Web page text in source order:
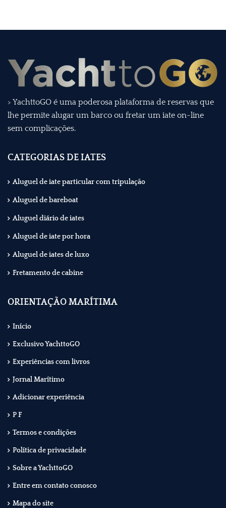
> YachttoGO é uma poderosa plataforma de reservas que
lhe permite alugar um barco ou fretar um iate on-line
sem complicações.
CATEGORIAS DE IATES
Aluguel de iate particular com tripulação
Aluguel de bareboat
Aluguel diário de iates
Aluguel de iate por hora
Aluguel de iates de luxo
Fretamento de cabine
ORIENTAÇÃO MARÍTIMA
Início
Exclusivo YachttoGO
Experiências com livros
Jornal Marítimo
Adicionar experiência
P F
Termos e condições
Política de privacidade
Sobre a YachttoGO
Entre em contato conosco
Mapa do site